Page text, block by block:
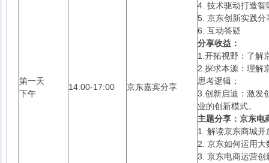
第一天
下午
14:00-17:00 京东嘉宾分享
4. 技术驱动打造智
5. 京东创新实践分
6. 互动答疑
分享收益：
1.开拓视野：了解
2.探求本源：理解
思考逻辑；
3.创新启迪：激发
业的创新模式。
主题分享：京东电
1. 解读京东商城开
2. 京东如何运用大
3. 京东电商运营